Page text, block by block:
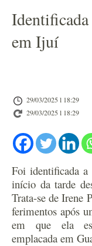
em Ijuí
29/03/2025 l 18:29
29/03/2025 l 18:29
Foi identificada
início da tarde
Trata-se de Irene
ferimentos após
em que ela
emplacada em